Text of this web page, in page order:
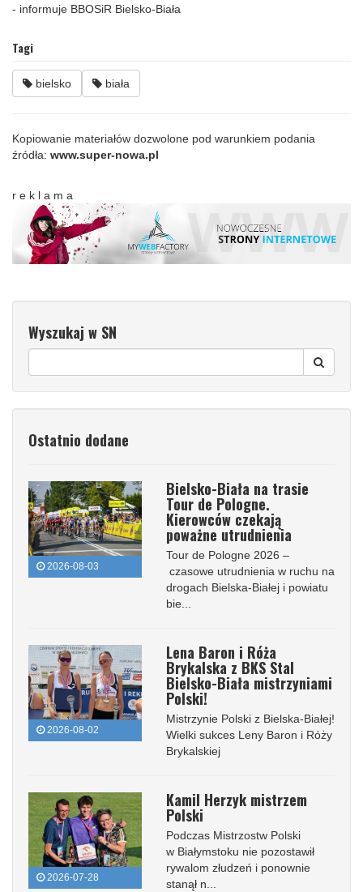
- informuje BBOSiR Bielsko-Biała
Tagi
bielsko biała
Kopiowanie materiałów dozwolone pod warunkiem podania
źródła: www.super-nowa.pl
r e k l a m a
Wyszukaj w SN
Ostatnio dodane
2026-08-03
Bielsko-Biała na trasie
Tour de Pologne.
Kierowców czekają
poważne utrudnienia
Tour de Pologne 2026 –
czasowe utrudnienia w ruchu na
drogach Bielska-Białej i powiatu
bie...
2026-08-02
Lena Baron i Róża
Brykalska z BKS Stal
Bielsko-Biała mistrzyniami
Polski!
Mistrzynie Polski z Bielska-Białej!
Wielki sukces Leny Baron i Róży
Brykalskiej
2026-07-28
Kamil Herzyk mistrzem
Polski
Podczas Mistrzostw Polski
w Białymstoku nie pozostawił
rywalom złudzeń i ponownie
stanął n...